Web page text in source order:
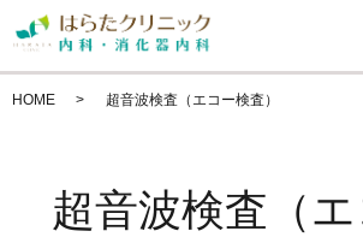
HOME 超音波検査（エコー検査）
超音波検査（